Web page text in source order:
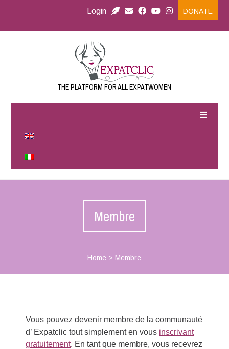
Login DONATE
THE PLATFORM FOR ALL EXPATWOMEN
Membre
Home >Membre
Vous pouvez devenir membre de la communauté
d’ Expatclic tout simplement en vous inscrivant
gratuitement. En tant que membre, vous recevrez